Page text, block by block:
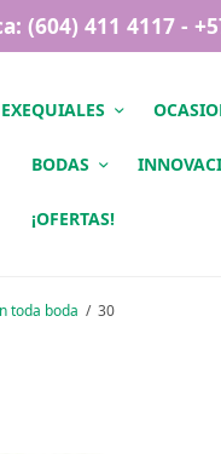
(604) 411 4117 -
EXEQUIALES
BODAS
¡OFERTAS!
toda boda 30